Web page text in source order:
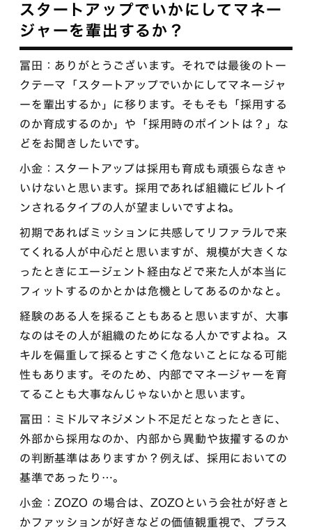
スタートアップでいかにしてマネー
ジャーを輩出するか？
冨田：ありがとうございます。それでは最後のトー
クテーマ「スタートアップでいかにしてマネージャ
ーを輩出するか」に移ります。そもそも「採用する
のか育成するのか」や「採用時のポイントは？」な
どをお聞きしたいです。
小金：スタートアップは採用も育成も頑張らなきゃ
いけないと思います。採用であれば組織にビルトイ
ンされるタイプの人が望ましいですよね。
初期であればミッションに共感してリファラルで来
てくれる人が中心だと思いますが、規模が大きくな
ったときにエージェント経由などで来た人が本当に
フィットするのかとかは危機としてあるのかなと。
経験のある人を採ることもあると思いますが、大事
なのはその人が組織のためになる人かですよね。ス
キルを偏重して採るとすごく危ないことになる可能
性もあります。そのため、内部でマネージャーを育
てることも大事なんじゃないかと思います。
冨田：ミドルマネジメント不足だとなったときに、
外部から採用なのか、内部から異動や抜擢するのか
の判断基準はありますか？例えば、採用においての
基準であったり…。
小金：ZOZO の場合は、ZOZOという会社が好きと
かファッションが好きなどの価値観重視で、プラス